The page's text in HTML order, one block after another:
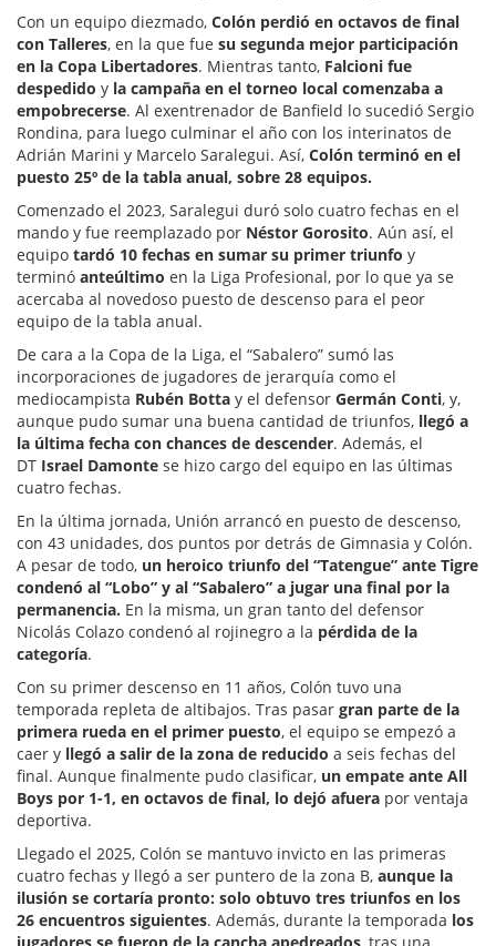
Con un equipo diezmado, Colón perdió en octavos de final
con Talleres, en la que fue su segunda mejor participación
en la Copa Libertadores. Mientras tanto, Falcioni fue
despedido y la campaña en el torneo local comenzaba a
empobrecerse. Al exentrenador de Banfield lo sucedió Sergio
Rondina, para luego culminar el año con los interinatos de
Adrián Marini y Marcelo Saralegui. Así, Colón terminó en el
puesto 25º de la tabla anual, sobre 28 equipos.
Comenzado el 2023, Saralegui duró solo cuatro fechas en el
mando y fue reemplazado por Néstor Gorosito. Aún así, el
equipo tardó 10 fechas en sumar su primer triunfo y
terminó anteúltimo en la Liga Profesional, por lo que ya se
acercaba al novedoso puesto de descenso para el peor
equipo de la tabla anual.
De cara a la Copa de la Liga, el “Sabalero” sumó las
incorporaciones de jugadores de jerarquía como el
mediocampista Rubén Botta y el defensor Germán Conti, y,
aunque pudo sumar una buena cantidad de triunfos, llegó a
la última fecha con chances de descender. Además, el
DT Israel Damonte se hizo cargo del equipo en las últimas
cuatro fechas.
En la última jornada, Unión arrancó en puesto de descenso,
con 43 unidades, dos puntos por detrás de Gimnasia y Colón.
A pesar de todo, un heroico triunfo del “Tatengue” ante Tigre
condenó al “Lobo” y al “Sabalero” a jugar una final por la
permanencia. En la misma, un gran tanto del defensor
Nicolás Colazo condenó al rojinegro a la pérdida de la
categoría.
Con su primer descenso en 11 años, Colón tuvo una
temporada repleta de altibajos. Tras pasar gran parte de la
primera rueda en el primer puesto, el equipo se empezó a
caer y llegó a salir de la zona de reducido a seis fechas del
final. Aunque finalmente pudo clasificar, un empate ante All
Boys por 1-1, en octavos de final, lo dejó afuera por ventaja
deportiva.
Llegado el 2025, Colón se mantuvo invicto en las primeras
cuatro fechas y llegó a ser puntero de la zona B, aunque la
ilusión se cortaría pronto: solo obtuvo tres triunfos en los
26 encuentros siguientes. Además, durante la temporada los